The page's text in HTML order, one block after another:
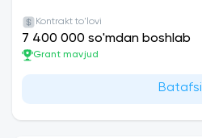
Kontrakt to'lovi
7 400 000 so'mdan boshlab
Grant mavjud
Batafsil